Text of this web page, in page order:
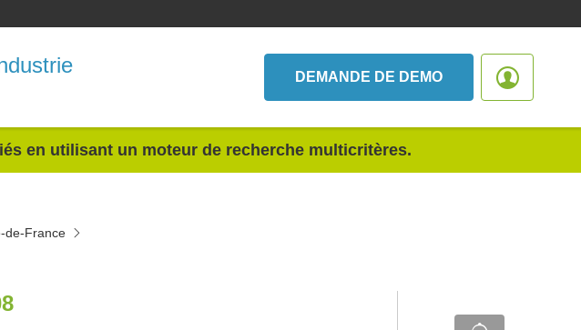
DEMANDE DE DEMO
en utilisant un moteur de recherche multicritères.
de-France